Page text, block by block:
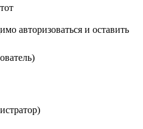
авторизоваться и оставить